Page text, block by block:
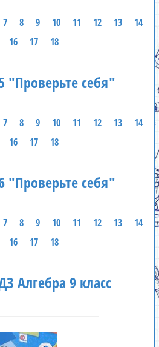
7 8 9 10 11 12 13
14
16 17 18
"Проверьте себя"
7 8 9 10 11 12 13
14
16 17 18
"Проверьте себя"
7 8 9 10 11 12 13
14
16 17 18
Алгебра 9 класс